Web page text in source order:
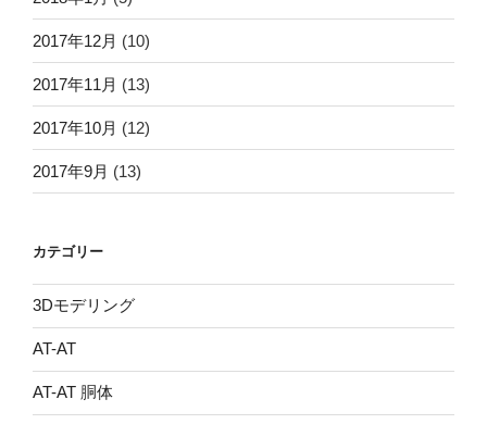
2017年12月 (10)
2017年11月 (13)
2017年10月 (12)
2017年9月 (13)
カテゴリー
3Dモデリング
AT-AT
AT-AT 胴体